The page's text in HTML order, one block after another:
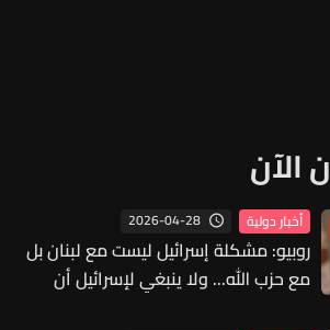
الآن
أخبار دولية 2026-04-28
روبيو: مشكلة إسرائيل ليست مع لبنان بل
مع حزب الله... ولا ينبغي لإسرائيل أن